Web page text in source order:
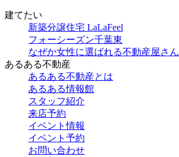
建てたい
新築分譲住宅 LaLaFeel
フォーシーズン千葉東
なぜか女性に選ばれる不動産屋さん
あるある不動産
あるある不動産とは
あるある情報館
スタッフ紹介
来店予約
イベント情報
イベント予約
お問い合わせ